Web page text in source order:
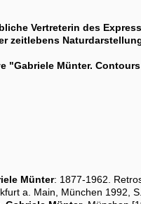
Vertreterin des
zeitlebens
"Gabriele Münter.
Münter: 1877-1962.
a. Main, München 1992,